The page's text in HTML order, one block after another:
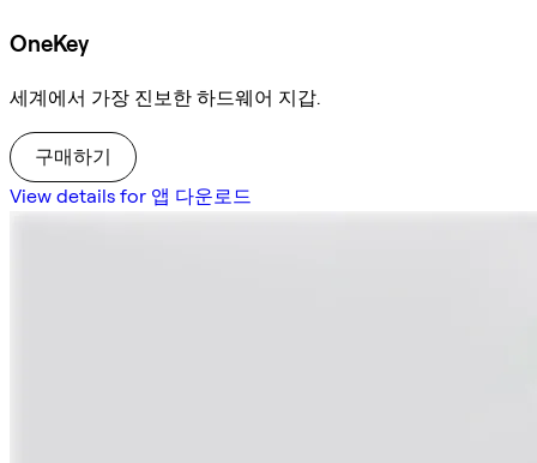
OneKey
세계에서 가장 진보한 하드웨어 지갑.
구매하기
View details for 앱 다운로드